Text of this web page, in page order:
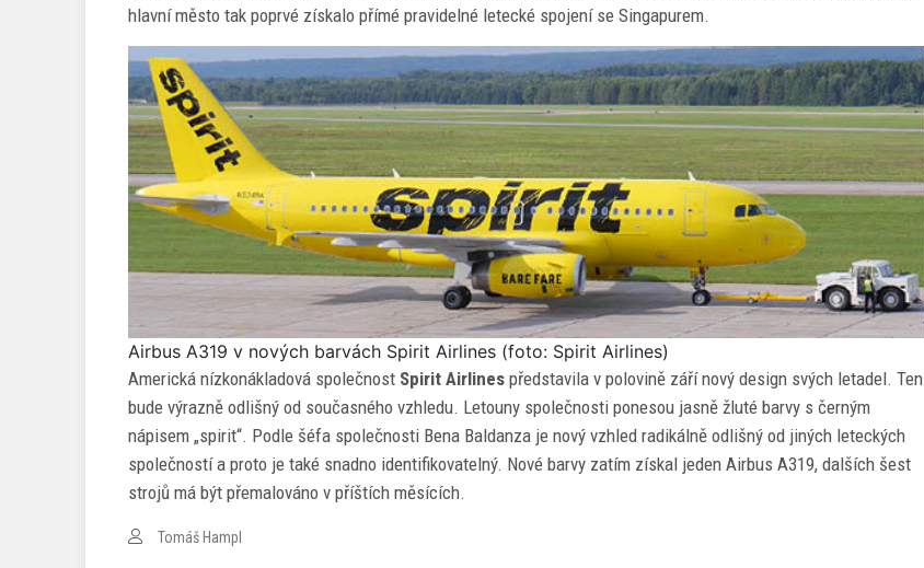
hlavní město tak poprvé získalo přímé pravidelné letecké spojení se Singapurem.
Airbus A319 v nových barvách Spirit Airlines (foto: Spirit Airlines)
Americká nízkonákladová společnost Spirit Airlines představila v polovině září nový design svých letadel. Ten
bude výrazně odlišný od současného vzhledu. Letouny společnosti ponesou jasně žluté barvy s černým
nápisem „spirit“. Podle šéfa společnosti Bena Baldanza je nový vzhled radikálně odlišný od jiných leteckých
společností a proto je také snadno identifikovatelný. Nové barvy zatím získal jeden Airbus A319, dalších šest
strojů má být přemalováno v příštích měsících.
Tomáš Hampl